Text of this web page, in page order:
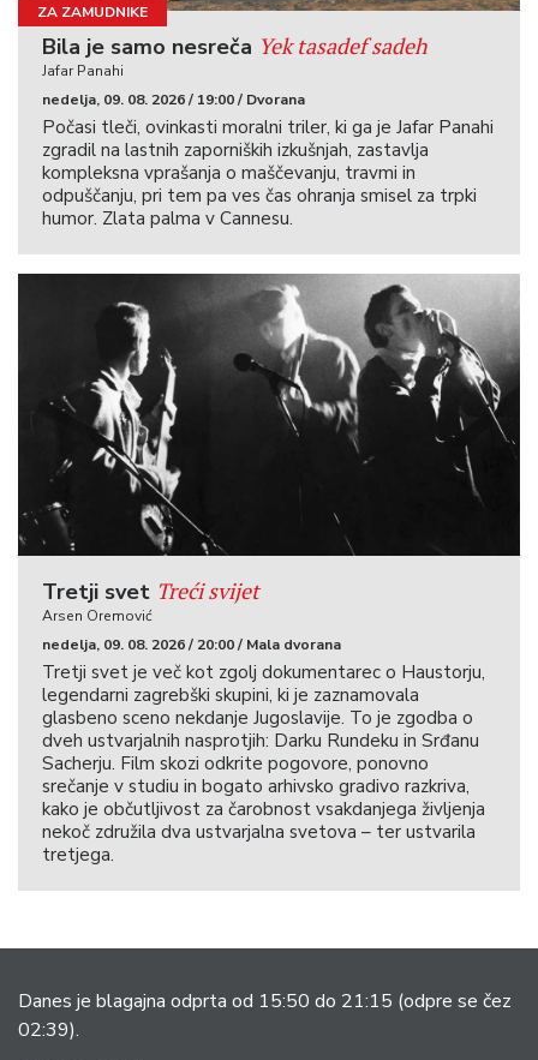
ZA ZAMUDNIKE
Bila je samo nesreča Yek tasadef sadeh
Jafar Panahi
nedelja, 09. 08. 2026 / 19:00 / Dvorana
Počasi tleči, ovinkasti moralni triler, ki ga je Jafar Panahi
zgradil na lastnih zaporniških izkušnjah, zastavlja
kompleksna vprašanja o maščevanju, travmi in
odpuščanju, pri tem pa ves čas ohranja smisel za trpki
humor. Zlata palma v Cannesu.
Tretji svet Treći svijet
Arsen Oremović
nedelja, 09. 08. 2026 / 20:00 / Mala dvorana
Tretji svet je več kot zgolj dokumentarec o Haustorju,
legendarni zagrebški skupini, ki je zaznamovala
glasbeno sceno nekdanje Jugoslavije. To je zgodba o
dveh ustvarjalnih nasprotjih: Darku Rundeku in Srđanu
Sacherju. Film skozi odkrite pogovore, ponovno
srečanje v studiu in bogato arhivsko gradivo razkriva,
kako je občutljivost za čarobnost vsakdanjega življenja
nekoč združila dva ustvarjalna svetova – ter ustvarila
tretjega.
Danes je blagajna odprta od 15:50 do 21:15 (odpre se čez
02:39).